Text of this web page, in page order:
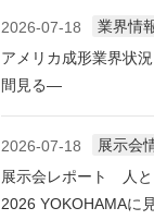
2026-07-18
業界情
アメリカ成形業界状
間見る―
2026-07-18
展示会
展示会レポート 人と
2026 YOKOHAMAに